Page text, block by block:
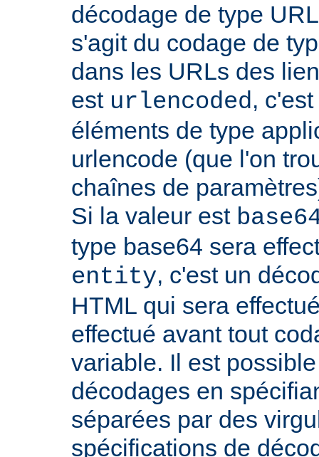
décodage de type
s'agit du codage de
dans les URLs des
est urlencoded,
éléments de type
urlencode (que l'on
chaînes de
Si la valeur est
type base64 sera
entity, c'est un
HTML qui sera
effectué avant tout
variable. Il est
décodages en
séparées par des
spécifications de